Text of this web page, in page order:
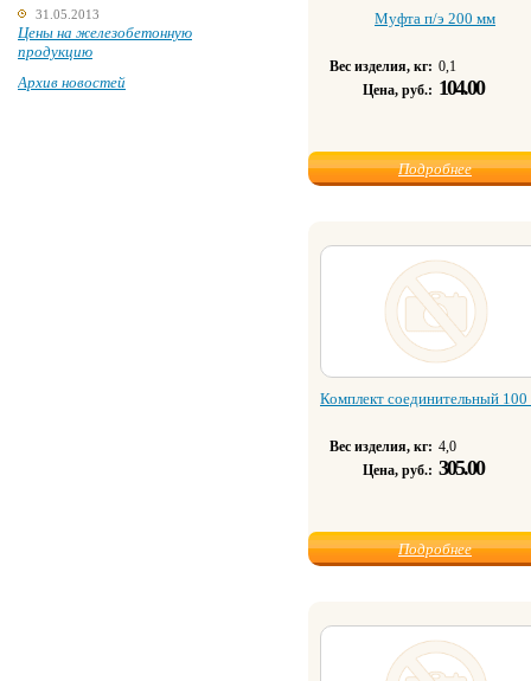
31.05.2013
Цены на железобетонную
продукцию
Архив новостей
Муфта п/э 200 мм
Вес изделия, кг: 0,1
Цена, руб.: 104.00
Подробнее
Комплект соединительный
Вес изделия, кг: 4,0
Цена, руб.: 305.00
Подробнее